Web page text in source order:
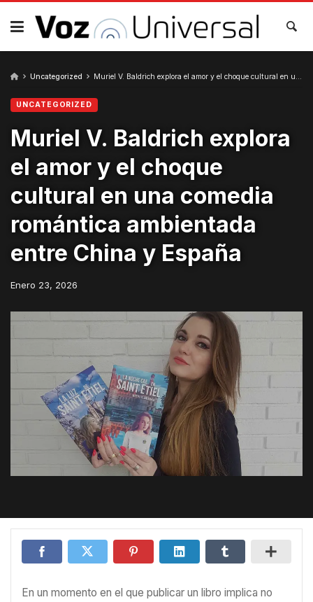
Skip
content
Uncategorized Muriel V. Baldrich explora el amor y el choque cultural en una comedia romántica ambientada entre China y España
UNCATEGORIZED
Muriel V. Baldrich explora
el amor y el choque
cultural en una comedia
romántica ambientada
entre China y España
Enero 23, 2026
En un momento en el que publicar un libro implica no